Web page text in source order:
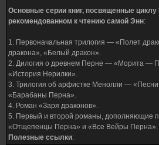
Основные серии книг, посвященные циклу
рекомендованном к чтению самой Энн:
1. Первоначальная трилогия — «Полет
дракона», «Белый дракон».
2. Дилогия о древнем Перне — «Морита —
«История Нерилки».
3. Трилогия об арфистке Менолли —
«Барабаны Перна».
4. Роман «Заря драконов».
5. Первый и второй романы, дополняющие
«Отщепенцы Перна» и «Все Вейры Перна».
Полезные ссылки: